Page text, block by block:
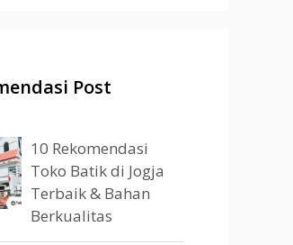
Post
10 Rekomendasi
Toko Batik di Jogja
Terbaik & Bahan
Berkualitas